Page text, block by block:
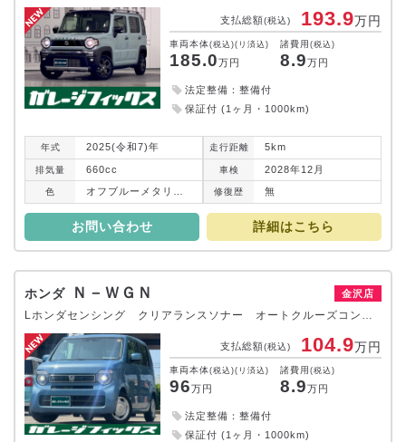
支払総額(税込) 193.9万円
車両本体(税込)(リ済込)
185.0万円
諸費用(税込)
8.9万円
法定整備：整備付
保証付 (1ヶ月・1000km)
年式 2025(令和7)年 走行距離 5km
排気量 660cc 車検 2028年12月
色 修復 歴 無
お問い合わせ 詳細はこちら
ホンダ Ｎ－ＷＧＮ 金沢店
Lホンダセンシング クリアランスソナー オートクルーズコントロール レーンアシスト 衝突被害軽減システム スマートキー CVT 盗難防止システム ABS ESC 衝突安全ボディ エアコン パワーステアリング
支払総額(税込) 104.9万円
車両本体(税込)(リ済込)
96万円
諸費用(税込)
8.9万円
法定整備：整備付
保証付 (1ヶ月・1000km)